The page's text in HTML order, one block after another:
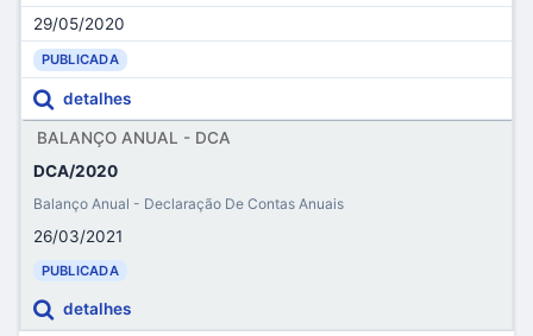
29/05/2020
PUBLICADA
detalhes
BALANÇO ANUAL - DCA
DCA/2020
Balanço Anual - Declaração De Contas Anuais
26/03/2021
PUBLICADA
detalhes